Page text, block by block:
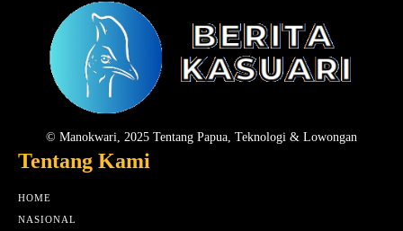
© Manokwari, 2025 Tentang Papua, Teknologi & Lowongan
Tentang Kami
HOME
NASIONAL